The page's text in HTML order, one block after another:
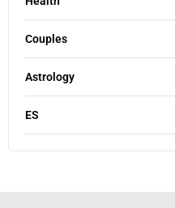
Couples
Astrology
ES